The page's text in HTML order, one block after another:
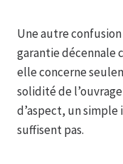
Une autre
garantie décennale
elle concerne
solidité de
d’aspect, un
suffisent pas.